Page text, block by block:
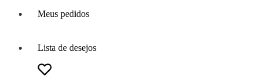
Meus pedidos
Lista de desejos